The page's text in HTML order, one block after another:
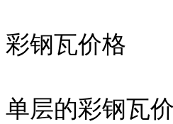
彩钢瓦价格
单层的彩钢瓦